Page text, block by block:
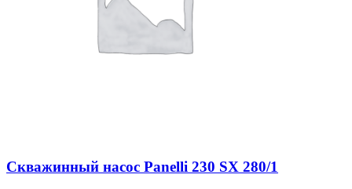
Скважинный насос Panelli 230 SX 280/1